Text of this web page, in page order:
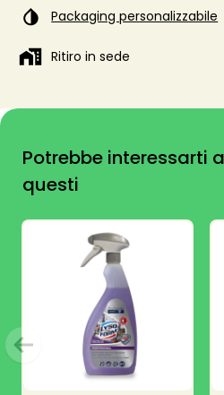
Packaging personalizzabile
Ritiro in sede
Potrebbe interessarti
questi